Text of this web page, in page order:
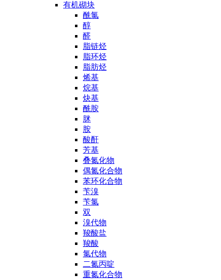
有机砌块
酰氯
醇
醛
脂链烃
脂环烃
脂肪烃
烯基
烷基
炔基
酰胺
脒
胺
酸酐
芳基
叠氮化物
偶氮化合物
苯环化合物
苄溴
苄氯
双
溴代物
羧酸盐
羧酸
氯代物
二氮丙啶
重氮化合物